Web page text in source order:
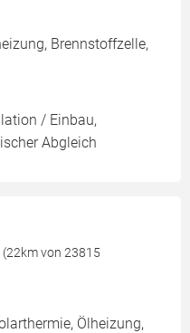
Brennstoffzelle,
/ Einbau,
Abgleich
von 23815
Ölheizung,